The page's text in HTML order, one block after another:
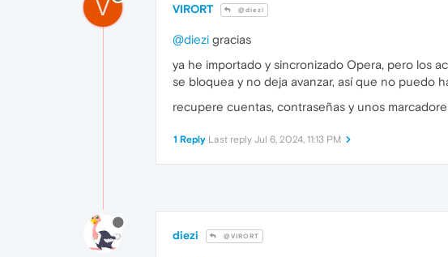
V VIRORT @diezi
@diezi gracias
ya he importado y sincronizado Opera, pero los
se bloquea y no deja avanzar, así que no puedo
recupere cuentas, contraseñas y unos
1 Reply Last reply Jul 6, 2024, 11:13 PM
diezi @VIRORT